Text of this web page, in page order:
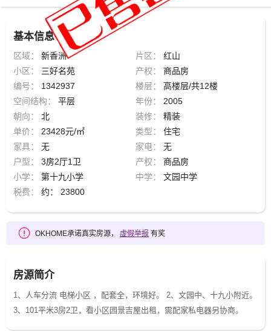
基本信息
区域： 新香洲 片区：
红山
小区：
三好名苑 产权：
商品房
编号：
1342937 楼层：
高楼层/共12楼
空间结构：
平层 年份：
2005
朝向：
北 装修：
精装
单价：
23428元/㎡ 类型：
住宅
家具：
无 家电：
无
户型：
3房2厅1卫 产权：
商品房
小学：
第十九小学 中学：
文园中学
税费：
约： 23800
OKHOME承诺真实房源， 虚假举报 有奖
房源简介
1、人车分流 电梯小区 ，配套全，环境好。 2、文园中、十九小附近。
3、101平米3房2卫，看小区园景吉屋出租，需配家私电器另协商。